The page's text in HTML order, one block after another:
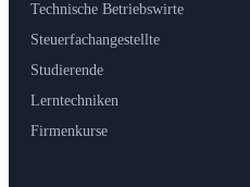
Technische Betriebswirte
Steuerfachangestellte
Studierende
Lerntechniken
Firmenkurse